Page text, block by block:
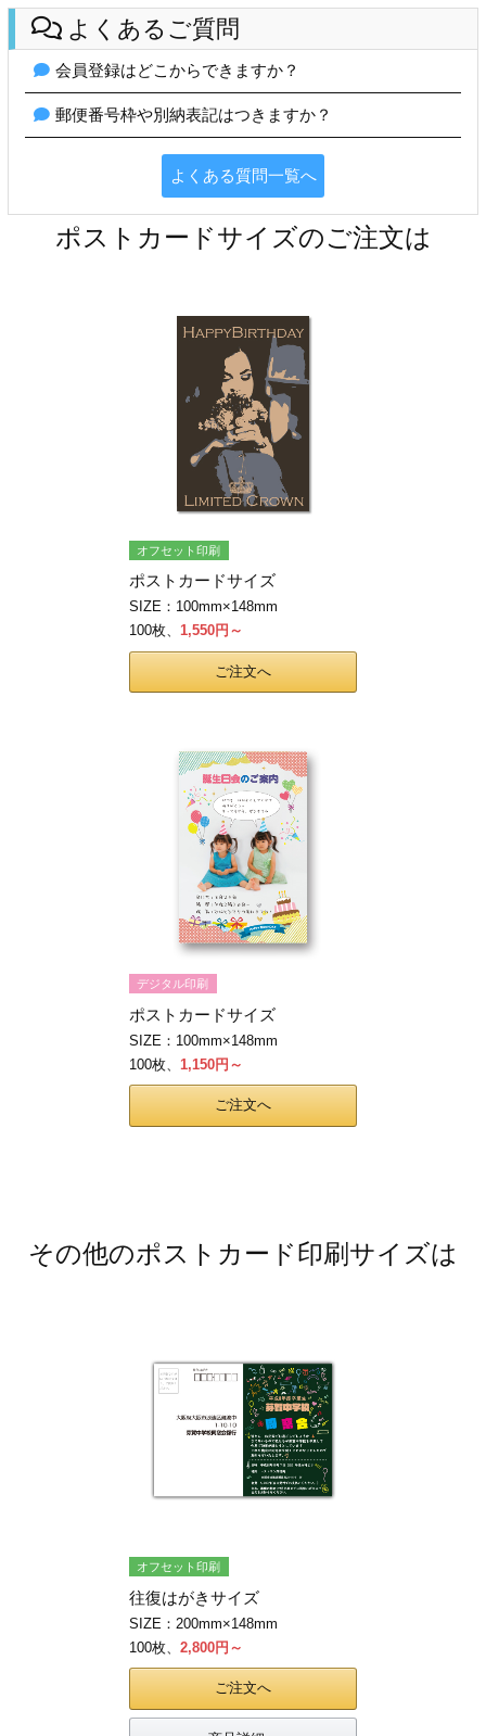
よくあるご質問
会員登録はどこからできますか？
郵便番号枠や別納表記はつきますか？
よくある質問一覧へ
ポストカードサイズのご注文は
オフセット印刷
ポストカードサイズ
SIZE：100mm×148mm
100枚、 1,550円～
ご注文へ
デジタル印刷
ポストカードサイズ
SIZE：100mm×148mm
100枚、 1,150円～
ご注文へ
その他のポストカード印刷サイズは
オフセット印刷
往復はがきサイズ
SIZE：200mm×148mm
100枚、 2,800円～
ご注文へ